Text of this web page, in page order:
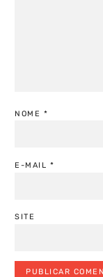
NOME *
E-MAIL *
SITE